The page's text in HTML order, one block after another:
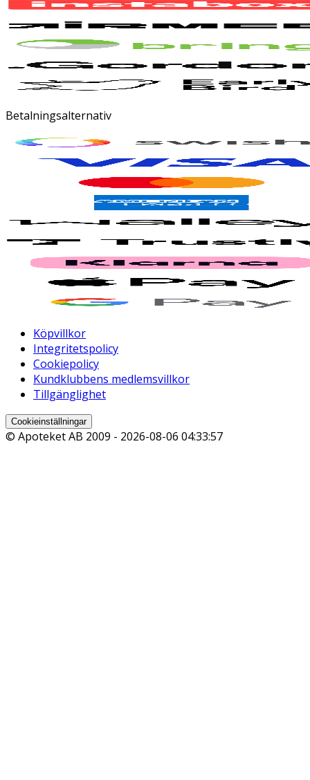
Betalningsalternativ
Köpvillkor
Integritetspolicy
Cookiepolicy
Kundklubbens medlemsvillkor
Tillgänglighet
Cookieinställningar
© Apoteket AB 2009 - 2026-08-06 04:33:57